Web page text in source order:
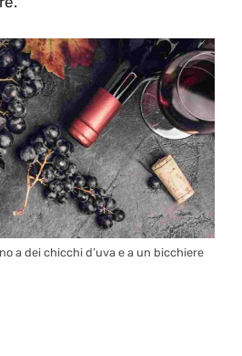
a dei chicchi d’uva e a un bicchiere